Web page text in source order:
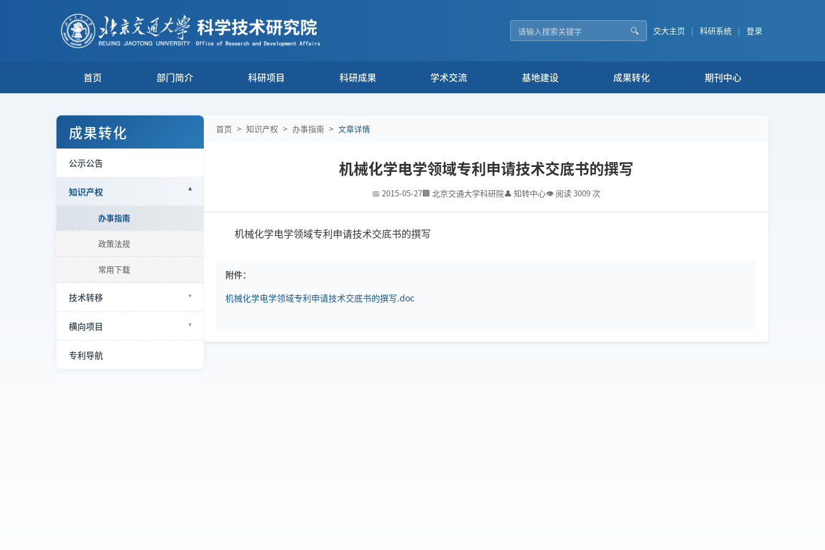
🔍 交大主页 | 科研系统 | 登录
首页 部门简介 科研项目 科研成果 学术交流 基地建设 成果转化 期刊中心
成果转化
公示公告
知识产权
办事指南
政策法规
常用下载
技术转移
横向项目
专利导航
首页 > 知识产权 > 办事指南 > 文章详情
机械化学电学领域专利申请技术交底书的撰写
📅 2015-05-27🏢 北京交通大学科研院👤 知转中心👁 阅读 3009 次
机械化学电学领域专利申请技术交底书的撰写
附件：
机械化学电学领域专利申请技术交底书的撰写.doc